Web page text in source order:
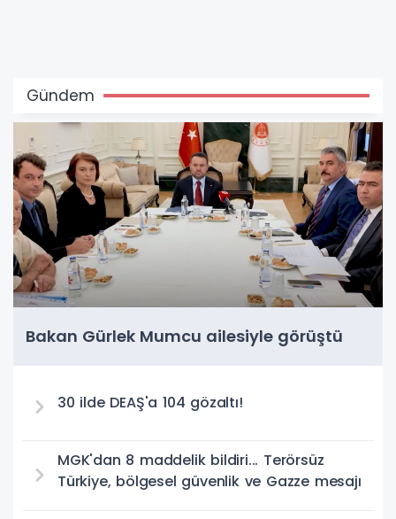
Gündem
Bakan Gürlek Mumcu ailesiyle görüştü
30 ilde DEAŞ'a 104 gözaltı!
MGK'dan 8 maddelik bildiri... Terörsüz
Türkiye, bölgesel güvenlik ve Gazze mesajı